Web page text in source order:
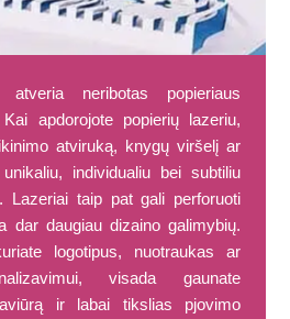
atveria neribotas popieriaus
apdorojote popierių lazeriu,
atviruką, knygų viršelį ar
individualiu bei subtiliu
Lazeriai taip pat gali perforuoti
dar daugiau dizaino galimybių.
logotipus, nuotraukas ar
visada gaunate
ir labai tikslias pjovimo